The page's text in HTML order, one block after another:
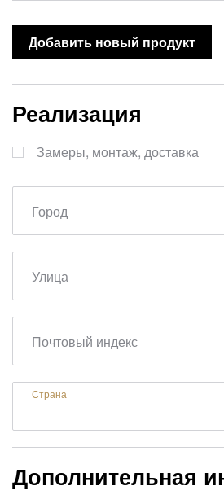
Добавить новый продукт
Реализация
Замеры, монтаж, доставка
Город
Улица
Почтовый индекс
Страна
Дополнительная